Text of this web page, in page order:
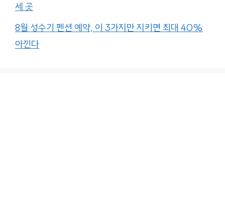
세 곳
8월 성수기 펜션 예약, 이 3가지만 지키면 최대 40%
아낀다